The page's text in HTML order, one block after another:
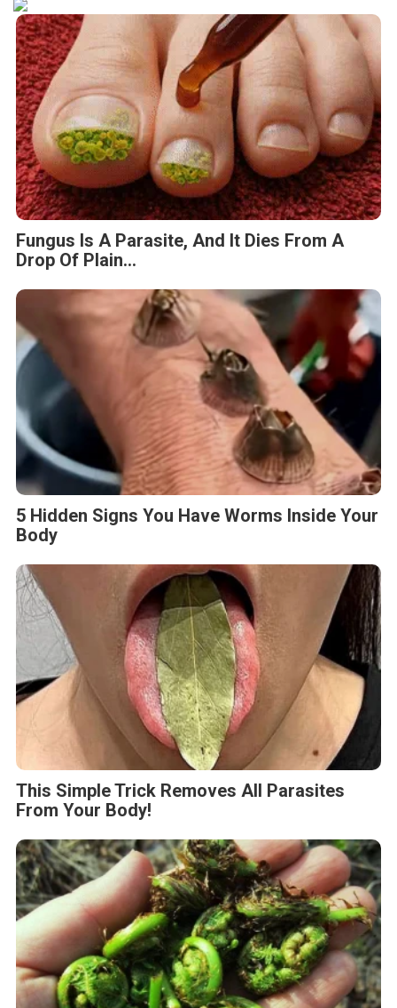
Fungus Is A Parasite, And It Dies From A
Drop Of Plain...
5 Hidden Signs You Have Worms Inside Your
Body
This Simple Trick Removes All Parasites
From Your Body!